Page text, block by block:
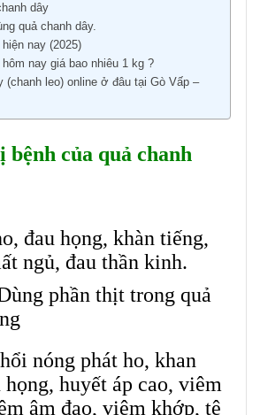
dây
quả chanh dây.
nay (2025)
nay giá bao nhiêu 1 kg ?
(chanh leo) online ở đâu tại Gò Vấp –
bệnh của quả chanh
đau họng, khàn tiếng,
ngủ, đau thần kinh.
phần thịt trong quả
nóng phát ho, khan
họng, huyết áp cao, viêm
âm đạo, viêm khớp, tê